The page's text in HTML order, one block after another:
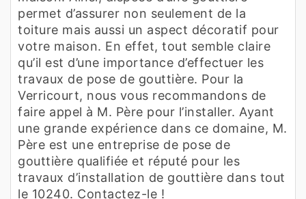
permet d’assurer non seulement de la
toiture mais aussi un aspect décoratif pour
votre maison. En effet, tout semble claire
qu’il est d’une importance d’effectuer les
travaux de pose de gouttière. Pour la
Verricourt, nous vous recommandons de
faire appel à M. Père pour l’installer. Ayant
une grande expérience dans ce domaine, M.
Père est une entreprise de pose de
gouttière qualifiée et réputé pour les
travaux d’installation de gouttière dans tout
le 10240. Contactez-le !